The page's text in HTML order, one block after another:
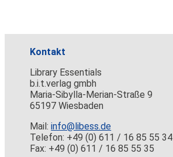
Kontakt
Library Essentials
b.i.t.verlag gmbh
Maria-Sibylla-Merian-Straße 9
65197 Wiesbaden
Mail:info@libess.de
Telefon: +49 (0) 611 / 16 85 55 34
Fax: +49 (0) 611 / 16 85 55 35